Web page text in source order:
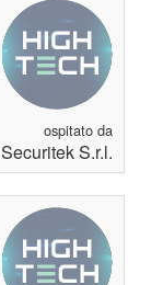
ospitato da
Securitek S.r.l.